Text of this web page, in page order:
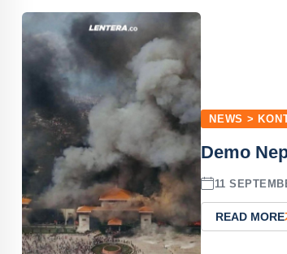
NEWS >
Demo
11
READ MORE